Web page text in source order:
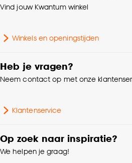
klikken.
Goed om te weten is dat je
kan aanpassen, bekijk hiervoor
Kleurtint
Vind jouw Kwantum winkel
Winkels en openingstijden
Heb je vragen?
Neem contact op met onze
Klantenservice
Op zoek naar inspiratie?
We helpen je graag!